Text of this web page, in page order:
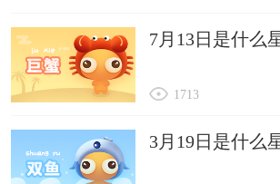
7月13日是什么
1713
3月19日是什么